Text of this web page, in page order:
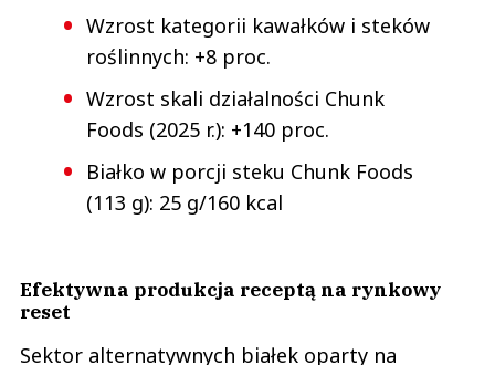
Wzrost kategorii kawałków i steków
roślinnych: +8 proc.
Wzrost skali działalności Chunk
Foods (2025 r.): +140 proc.
Białko w porcji steku Chunk Foods
(113 g): 25 g/160 kcal
Efektywna produkcja receptą na rynkowy
reset
Sektor alternatywnych białek oparty na